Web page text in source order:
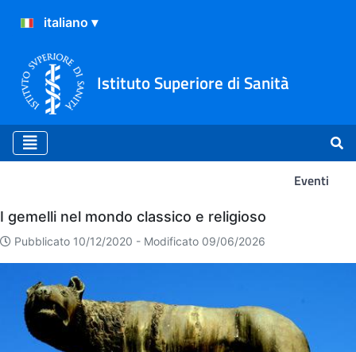
Istituto Superiore di Sanità
Eventi
Eventi
I gemelli nel mondo classico e religioso
Pubblicato 10/12/2020 - Modificato 09/06/2026